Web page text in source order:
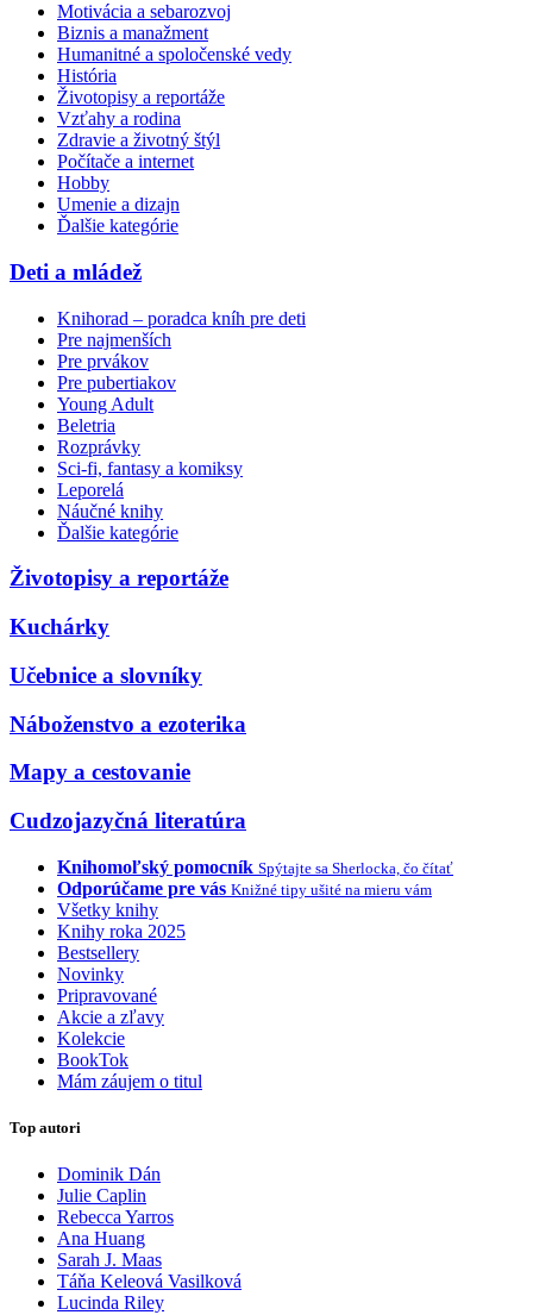
Motivácia a sebarozvoj
Biznis a manažment
Humanitné a spoločenské vedy
História
Životopisy a reportáže
Vzťahy a rodina
Zdravie a životný štýl
Počítače a internet
Hobby
Umenie a dizajn
Ďalšie kategórie
Deti a mládež
Knihorad – poradca kníh pre deti
Pre najmenších
Pre prvákov
Pre pubertiakov
Young Adult
Beletria
Rozprávky
Sci-fi, fantasy a komiksy
Leporelá
Náučné knihy
Ďalšie kategórie
Životopisy a reportáže
Kuchárky
Učebnice a slovníky
Náboženstvo a ezoterika
Mapy a cestovanie
Cudzojazyčná literatúra
Knihomoľský pomocník Spýtajte sa Sherlocka, čo čítať
Odporúčame pre vás Knižné tipy ušité na mieru vám
Všetky knihy
Knihy roka 2025
Bestsellery
Novinky
Pripravované
Akcie a zľavy
Kolekcie
BookTok
Mám záujem o titul
Top autori
Dominik Dán
Julie Caplin
Rebecca Yarros
Ana Huang
Sarah J. Maas
Táňa Keleová Vasilková
Lucinda Riley